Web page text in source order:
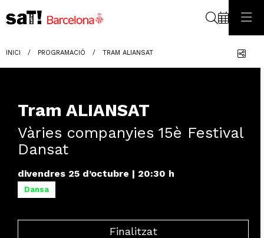
INICI PROGRAMACIÓ TRAM ALIANSAT
Tram ALIANSAT
Vàries companyies 15è Festival
Dansat
divendres 25 d’octubre | 20:30 h
Dansa
Finalitzat